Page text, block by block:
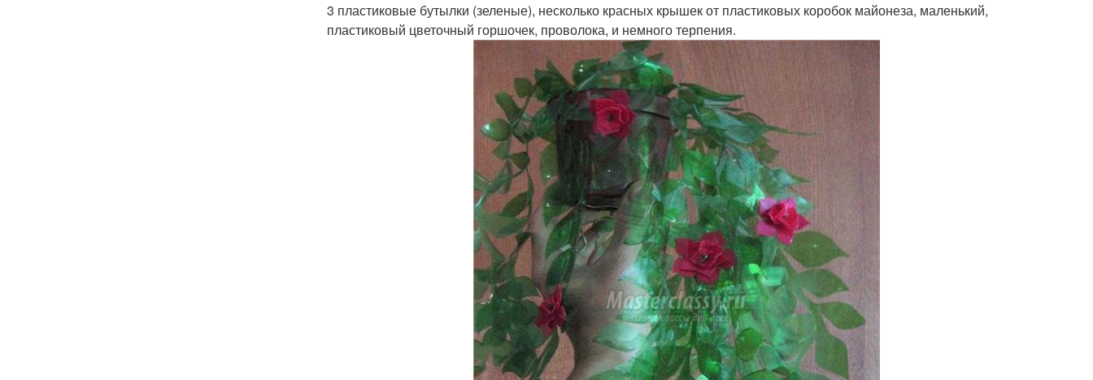
3 пластиковые бутылки (зеленые), несколько красных крышек от пластиковых коробок майонеза, маленький,
пластиковый цветочный горшочек, проволока, и немного терпения.